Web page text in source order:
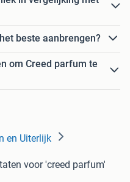
beste aanbrengen?
om Creed parfum te
en Uiterlijk
voor 'creed parfum'